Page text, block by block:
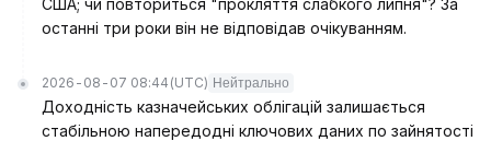
США; чи повториться "прокляття слабкого липня"? За
останні три роки він не відповідав очікуванням.
2026-08-07 08:44 (UTC) Нейтрально
Доходність казначейських облігацій залишається
стабільною напередодні ключових даних по зайнятості